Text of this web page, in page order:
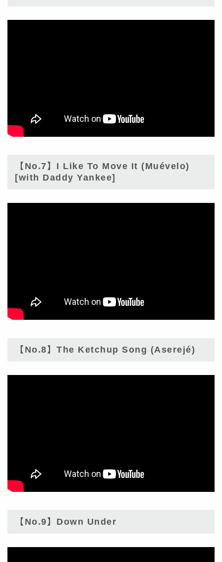
【No.7】I Like To Move It (Muévelo)
[with Daddy Yankee]
【No.8】The Ketchup Song (Aserejé)
【No.9】Down Under